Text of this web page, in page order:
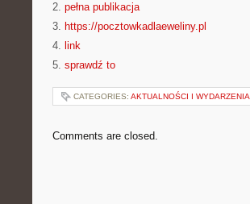
2. pełna publikacja
3. https://pocztowkadlaeweliny.pl
4. link
5. sprawdź to
CATEGORIES: AKTUALNOŚCI I WYDARZENIA
Comments are closed.